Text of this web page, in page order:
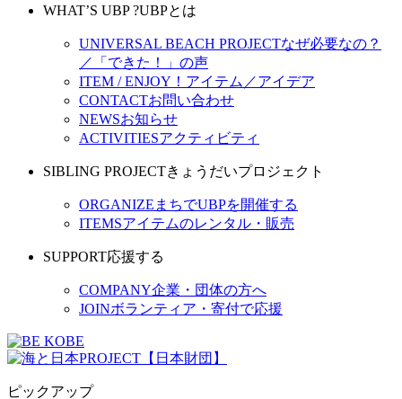
WHAT’S UBP ?UBPとは
UNIVERSAL BEACH PROJECTなぜ必要なの？
／「できた！」の声
ITEM / ENJOY！ アイテム／アイデア
CONTACTお問い合わせ
NEWSお知らせ
ACTIVITIESアクティビティ
SIBLING PROJECTきょうだいプロジェクト
ORGANIZE まちでUBPを開催する
ITEMSアイテムのレンタル・販売
SUPPORT応援する
COMPANY企業・団体の方へ
JOINボランティア・寄付で応援
ピックアップ